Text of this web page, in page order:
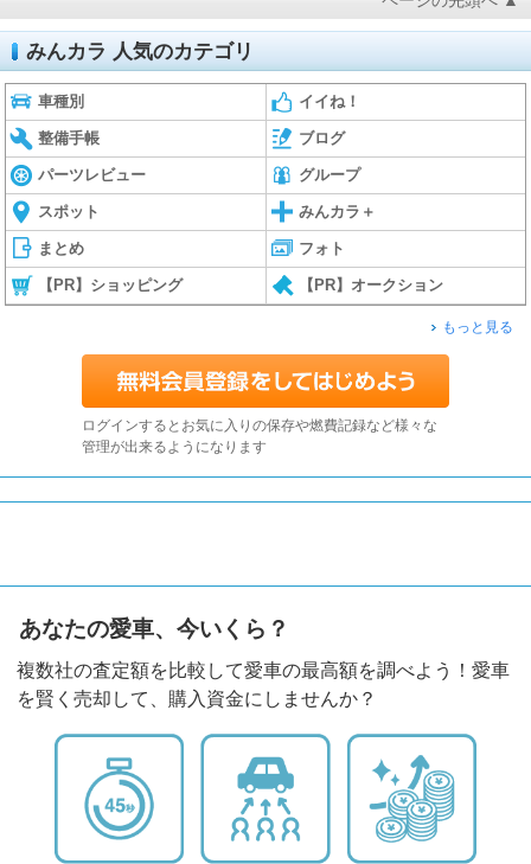
みんカラ 人気のカテゴリ
車種別 イイね！
整備手帳 ブログ
パーツレビュー グループ
スポット みんカラ＋
まとめ フォト
【PR】ショッピング 【PR】オークション
もっと見る
ログインするとお気に入りの保存や燃費記録など様々な
管理が出来るようになります
あなたの愛車、今いくら？
複数社の査定額を比較して愛車の最高額を調べよう！愛車
を賢く売却して、購入資金にしませんか？